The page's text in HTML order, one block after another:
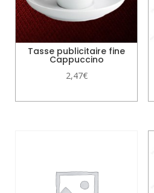
Tasse publicitaire fine
Cappuccino
2,47€